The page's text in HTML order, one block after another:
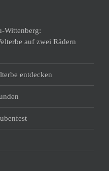
Wittenberg:
auf zwei Rädern
entdecken